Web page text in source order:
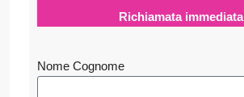
Richiamata immediata
Nome Cognome